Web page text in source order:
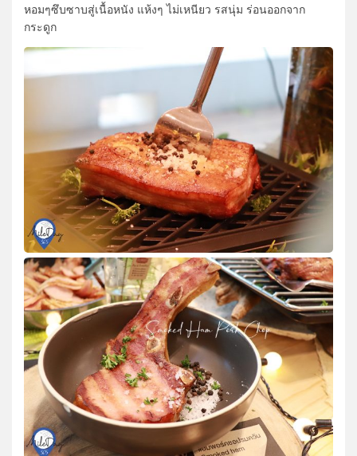
หอมๆซึบซาบสู่เนื้อหนัง แห้งๆ ไม่เหนียว รสนุ่ม ร่อนออกจาก
กระดูก